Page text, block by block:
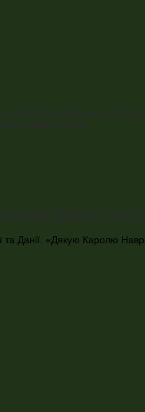
та Данії. «Дякую Каролю